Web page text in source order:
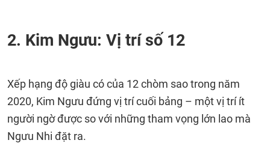
2. Kim Ngưu: Vị trí số 12
Xếp hạng độ giàu có của 12 chòm sao trong năm
2020, Kim Ngưu đứng vị trí cuối bảng – một vị trí ít
người ngờ được so với những tham vọng lớn lao mà
Ngưu Nhi đặt ra.